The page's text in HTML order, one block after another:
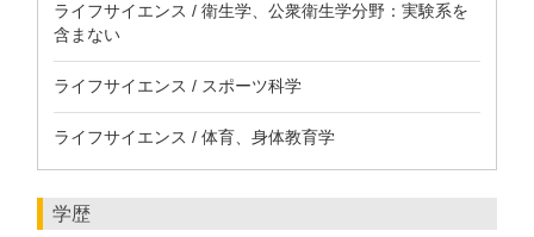
ライフサイエンス / 衛生学、公衆衛生学分野：実験系を
含まない
ライフサイエンス / スポーツ科学
ライフサイエンス / 体育、身体教育学
学歴